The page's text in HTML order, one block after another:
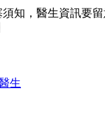
知，醫生資訊要
生